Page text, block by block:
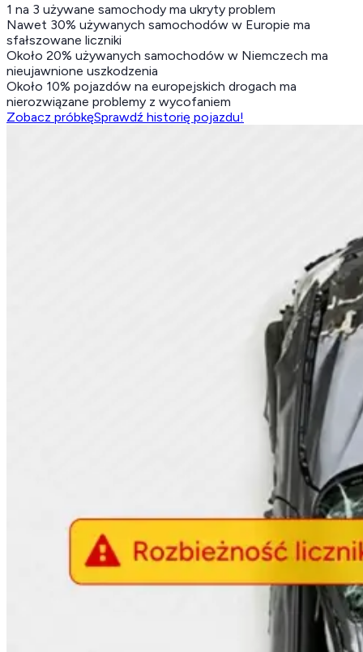
1 na 3 używane samochody ma ukryty problem
Nawet 30% używanych samochodów w Europie ma
sfałszowane liczniki
Około 20% używanych samochodów w Niemczech ma
nieujawnione uszkodzenia
Około 10% pojazdów na europejskich drogach ma
nierozwiązane problemy z wycofaniem
Zobacz próbkęSprawdź historię pojazdu!